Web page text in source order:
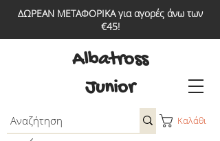
ΔΩΡΕΑΝ ΜΕΤΑΦΟΡΙΚΑ για αγορές άνω των
€45!
Καλάθι
Albatross
Junior